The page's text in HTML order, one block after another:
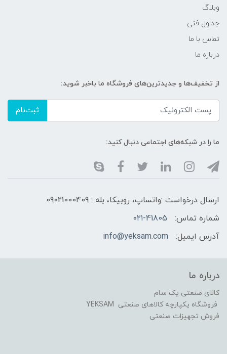
وبلاگ
جداول فنی
تماس با ما
درباره ما
از تخفیف‌ها و جدیدترین‌های فروشگاه ما باخبر شوید:
ثبت‌نام
ما را در شبکه‌های اجتماعی دنبال کنید:
ارسال درخواست :واتساپ، روبیکا، بله : 09021000409
شماره تماس:
۰۲۱-41805
آدرس ایمیل:
info@yeksam.com
درباره ما
کالای صنعتی یک سام
فروشگاه یکپارچه کالاهای صنعتی YEKSAM
فروش تجهیزات صنعتی